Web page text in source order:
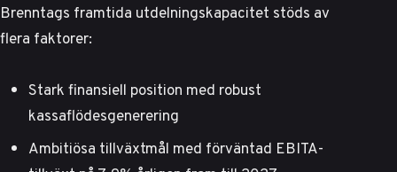
Brenntags framtida utdelningskapacitet stöds av
flera faktorer:
Stark finansiell position med robust
kassaflödesgenerering
Ambitiösa tillväxtmål med förväntad EBITA-